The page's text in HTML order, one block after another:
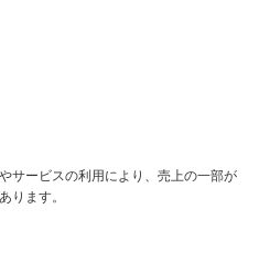
サービスの利用により、売上の一部が
ります。